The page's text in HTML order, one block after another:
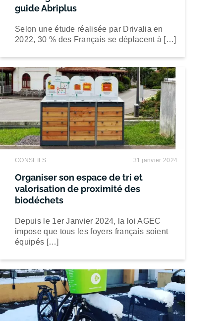
guide Abriplus
Selon une étude réalisée par Drivalia en
2022, 30 % des Français se déplacent à […]
CONSEILS 31 janvier 2024
Organiser son espace de tri et
valorisation de proximité des
biodéchets
Depuis le 1er Janvier 2024, la loi AGEC
impose que tous les foyers français soient
équipés […]